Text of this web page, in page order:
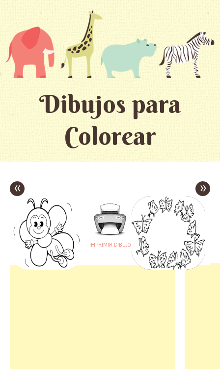
Dibujos para
Colorear
«
IMPRIMIR DIBUJO
»